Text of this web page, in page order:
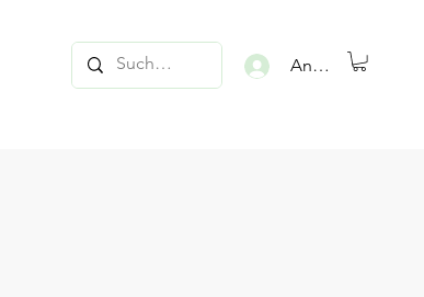
Anmelden